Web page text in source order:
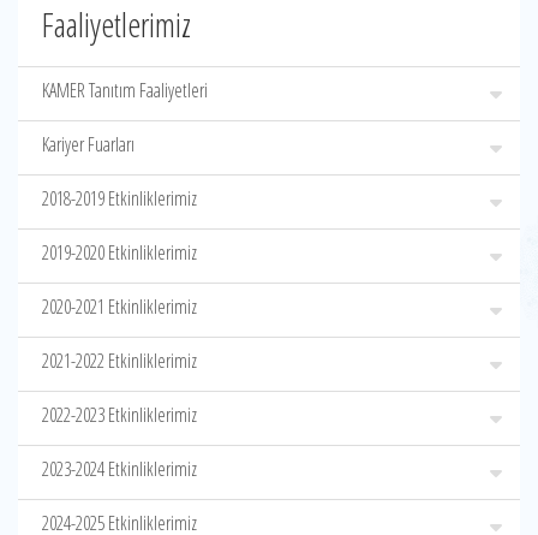
Faaliyetlerimiz
KAMER Tanıtım Faaliyetleri
Kariyer Fuarları
2018-2019 Etkinliklerimiz
2019-2020 Etkinliklerimiz
2020-2021 Etkinliklerimiz
2021-2022 Etkinliklerimiz
2022-2023 Etkinliklerimiz
2023-2024 Etkinliklerimiz
2024-2025 Etkinliklerimiz